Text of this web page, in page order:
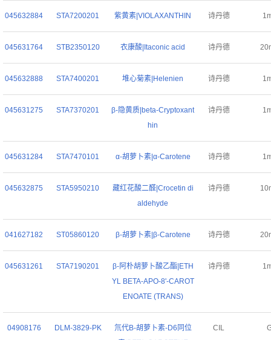
045632884 STA7200201 紫黄素|VIOLAXANTHIN 诗丹德
045631764 STB2350120 衣康酸|Itaconic acid 诗丹德
045632888 STA7400201 堆心菊素|Helenien 诗丹德
045631275 STA7370201
β-隐黄质|beta-Cryptoxant
hin
诗丹德
045631284 STA7470101 α-胡萝卜素|α-Carotene 诗丹德
045632875 STA5950210
藏红花酸二醛|Crocetin di
aldehyde
诗丹德
041627182 ST05860120 β-胡萝卜素|β-Carotene 诗丹德
045631261 STA7190201
β-阿朴胡萝卜酸乙酯|ETH
YL BETA-APO-8'-CAROT
ENOATE (TRANS)
诗丹德
04908176 DLM-3829-PK
氘代B-胡萝卜素-D6同位
CIL